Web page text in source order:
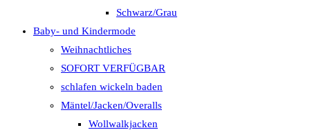
Schwarz/Grau
Baby- und Kindermode
Weihnachtliches
SOFORT VERFÜGBAR
schlafen wickeln baden
Mäntel/Jacken/Overalls
Wollwalkjacken